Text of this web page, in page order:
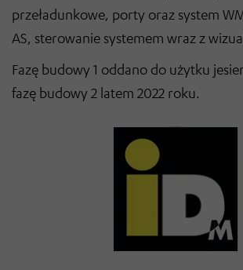
przeładunkowe, porty oraz system
AS, sterowanie systemem wraz z
Fazę budowy 1 oddano do użytku
fazę budowy 2 latem 2022 roku.